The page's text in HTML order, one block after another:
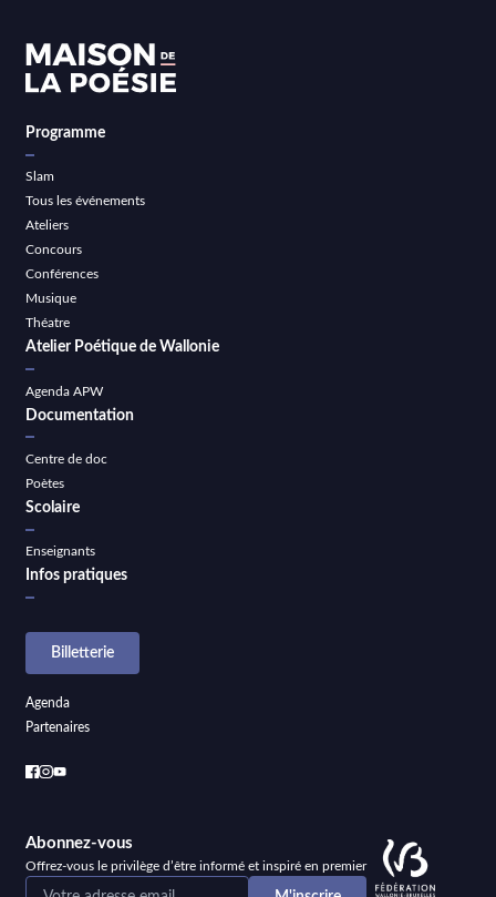
Programme
Slam
Tous les événements
Ateliers
Concours
Conférences
Musique
Théatre
Atelier Poétique de Wallonie
Agenda APW
Documentation
Centre de doc
Poètes
Scolaire
Enseignants
Infos pratiques
Billetterie
Agenda
Partenaires
Abonnez-vous
Offrez-vous le privilège d’être informé et inspiré en premier